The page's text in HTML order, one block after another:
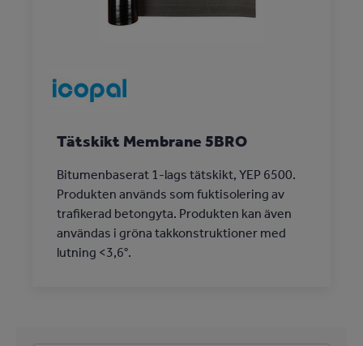
Tätskikt Membrane 5BRO
Bitumenbaserat 1-lags tätskikt, YEP 6500.
Produkten används som fuktisolering av
trafikerad betongyta. Produkten kan även
användas i gröna takkonstruktioner med
lutning <3,6°.